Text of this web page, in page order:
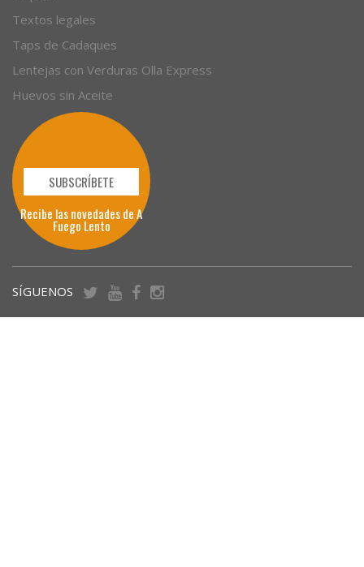
Textos legales
Taps de Cadaques
Lentejas con Verduras Olla Express
Huevos sin Aceite
SUBSCRÍBETE
Recibe las novedades de A
Fuego Lento
SÍGUENOS